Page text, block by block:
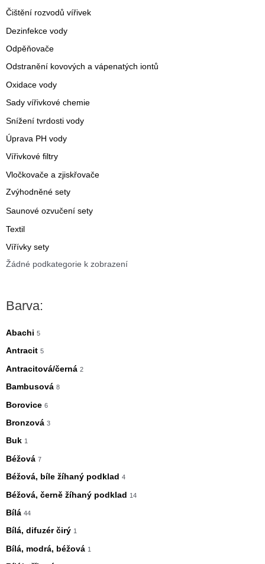
Čištění rozvodů vířivek
Dezinfekce vody
Odpěňovače
Odstranění kovových a vápenatých iontů
Oxidace vody
Sady vířivkové chemie
Snížení tvrdosti vody
Úprava PH vody
Vířivkové filtry
Vločkovače a zjiskřovače
Zvýhodněné sety
Saunové ozvučení sety
Textil
Vířívky sety
Žádné podkategorie k zobrazení
Barva:
Abachi 5
Antracit 5
Antracitová/černá 2
Bambusová 8
Borovice 6
Bronzová 3
Buk 1
Béžová 7
Béžová, bíle žíhaný podklad 4
Béžová, černě žíhaný podklad 14
Bílá 44
Bílá, difuzér čirý 1
Bílá, modrá, béžová 1